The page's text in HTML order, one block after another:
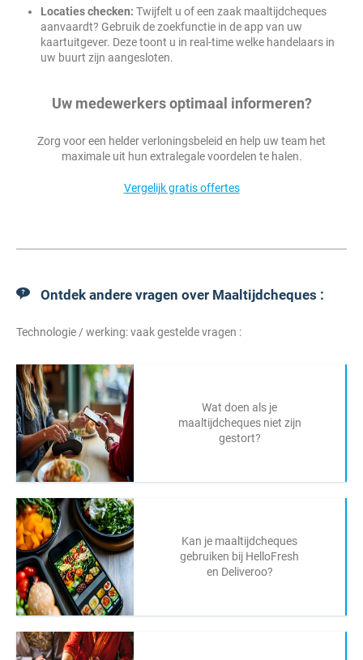
Locaties checken: Twijfelt u of een zaak maaltijdcheques
aanvaardt? Gebruik de zoekfunctie in de app van uw
kaartuitgever. Deze toont u in real-time welke handelaars in
uw buurt zijn aangesloten.
Uw medewerkers optimaal informeren?
Zorg voor een helder verloningsbeleid en help uw team het
maximale uit hun extralegale voordelen te halen.
Vergelijk gratis offertes
Ontdek andere vragen over Maaltijdcheques :
Technologie / werking: vaak gestelde vragen :
Wat doen als je
maaltijdcheques niet zijn
gestort?
Kan je maaltijdcheques
gebruiken bij HelloFresh
en Deliveroo?